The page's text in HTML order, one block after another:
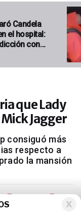
Candela
el hospital:
con…
que Lady
Jagger
consiguó más
respecto a
la mansión